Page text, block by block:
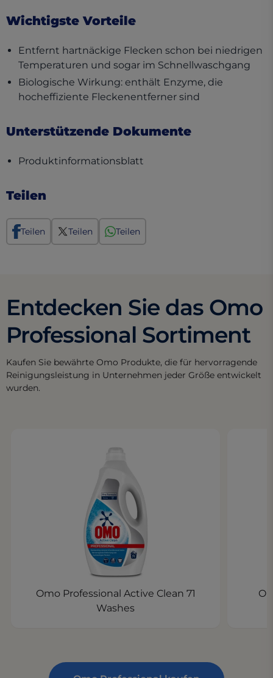
Wichtigste Vorteile
Entfernt hartnäckige Flecken schon bei niedrigen
Temperaturen und sogar im Schnellwaschgang
Biologische Wirkung: enthält Enzyme, die
hocheffiziente Fleckenentferner sind
Unterstützende Dokumente
Produktinformationsblatt
Teilen
Teilen Teilen Teilen
Entdecken Sie das Omo
Professional Sortiment
Kaufen Sie bewährte Omo Produkte, die für hervorragende
Reinigungsleistung in Unternehmen jeder Größe entwickelt
wurden.
Omo Professional Active Clean 71
Washes